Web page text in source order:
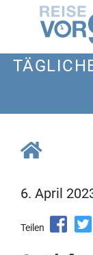
6. April
Teilen